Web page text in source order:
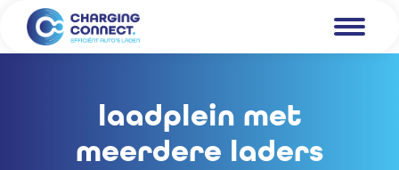
laadplein met
meerdere laders